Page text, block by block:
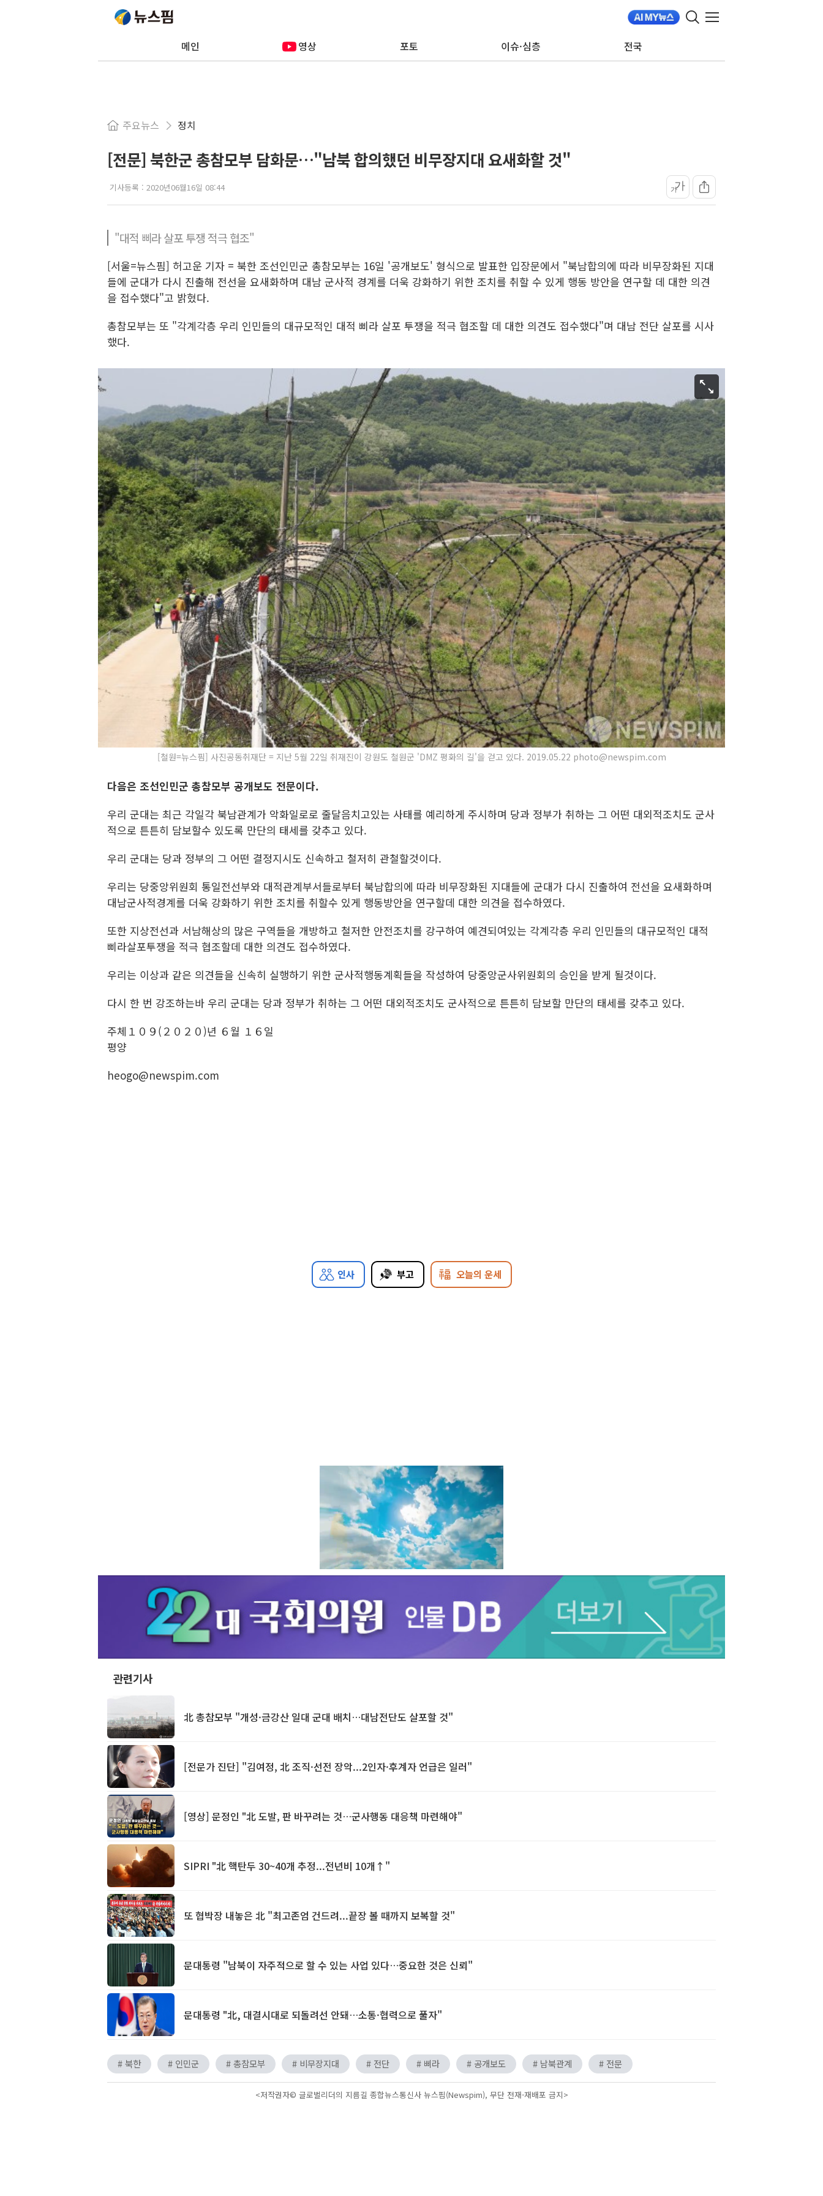
메인 영상 포토 이슈·심층 전국
주요뉴스 정치
[전문] 북한군 총참모부 담화문…"남북 합의했던 비무장지대 요새화할 것"
기사등록 : 2020년06월16일 08:44 가가
"대적 삐라 살포 투쟁 적극 협조"
[서울=뉴스핌] 허고운 기자 = 북한 조선인민군 총참모부는 16일 '공개보도' 형식으로 발표한 입장문에서 "북남합의에 따라 비무장화된 지대
들에 군대가 다시 진출해 전선을 요새화하며 대남 군사적 경계를 더욱 강화하기 위한 조치를 취할 수 있게 행동 방안을 연구할 데 대한 의견
을 접수했다"고 밝혔다.
총참모부는 또 "각계각층 우리 인민들의 대규모적인 대적 삐라 살포 투쟁을 적극 협조할 데 대한 의견도 접수했다"며 대남 전단 살포를 시사
했다.
[철원=뉴스핌] 사진공동취재단 = 지난 5월 22일 취재진이 강원도 철원군 'DMZ 평화의 길'을 걷고 있다. 2019.05.22 photo@newspim.com
다음은 조선인민군 총참모부 공개보도 전문이다.
우리 군대는 최근 각일각 북남관계가 악화일로로 줄달음치고있는 사태를 예리하게 주시하며 당과 정부가 취하는 그 어떤 대외적조치도 군사
적으로 튼튼히 담보할수 있도록 만단의 태세를 갖추고 있다.
우리 군대는 당과 정부의 그 어떤 결정지시도 신속하고 철저히 관철할것이다.
우리는 당중앙위원회 통일전선부와 대적관계부서들로부터 북남합의에 따라 비무장화된 지대들에 군대가 다시 진출하여 전선을 요새화하며
대남군사적경계를 더욱 강화하기 위한 조치를 취할수 있게 행동방안을 연구할데 대한 의견을 접수하였다.
또한 지상전선과 서남해상의 많은 구역들을 개방하고 철저한 안전조치를 강구하여 예견되여있는 각계각층 우리 인민들의 대규모적인 대적
삐라살포투쟁을 적극 협조할데 대한 의견도 접수하였다.
우리는 이상과 같은 의견들을 신속히 실행하기 위한 군사적행동계획들을 작성하여 당중앙군사위원회의 승인을 받게 될것이다.
다시 한 번 강조하는바 우리 군대는 당과 정부가 취하는 그 어떤 대외적조치도 군사적으로 튼튼히 담보할 만단의 태세를 갖추고 있다.
주체１０９(２０２０)년 ６월 １６일
평양
heogo@newspim.com
인사 부고 오늘의 운세
Unmute
관련기사
北 총참모부 "개성·금강산 일대 군대 배치…대남전단도 살포할 것"
[전문가 진단] "김여정, 北 조직·선전 장악...2인자·후계자 언급은 일러"
[영상] 문정인 "北 도발, 판 바꾸려는 것…군사행동 대응책 마련해야"
SIPRI "北 핵탄두 30~40개 추정...전년비 10개↑"
또 협박장 내놓은 北 "최고존엄 건드려...끝장 볼 때까지 보복할 것"
문대통령 "남북이 자주적으로 할 수 있는 사업 있다…중요한 것은 신뢰"
문대통령 "北, 대결시대로 되돌려선 안돼…소통·협력으로 풀자"
# 북한 # 인민군 # 총참모부 # 비무장지대 # 전단 # 삐라 # 공개보도 # 남북관계 # 전문
<저작권자© 글로벌리더의 지름길 종합뉴스통신사 뉴스핌(Newspim), 무단 전재-재배포 금지>